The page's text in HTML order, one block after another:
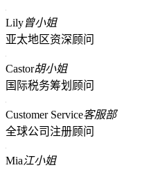
Lily曾小姐
亚太地区资深顾问
Castor胡小姐
国际税务筹划顾问
Customer Service客服部
全球公司注册顾问
Mia江小姐